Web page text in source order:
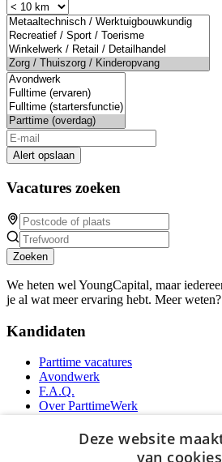
Alert opslaan
Vacatures zoeken
Zoeken
We heten wel YoungCapital, maar
je al wat meer ervaring hebt. Meer
Kandidaten
Parttime vacatures
Avondwerk
F.A.Q.
Over ParttimeWerk
YoungCapital Android App
Deze website
van